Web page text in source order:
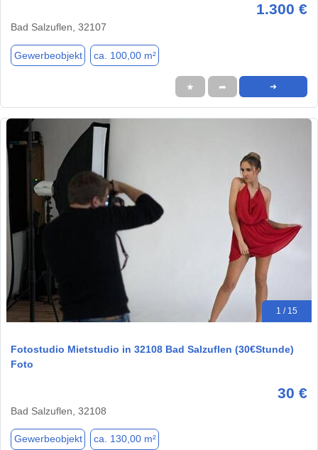
1.300 €
Bad Salzuflen, 32107
Gewerbeobjekt ca. 100,00 m²
★ ➦ ➜
1 / 15
Fotostudio Mietstudio in 32108 Bad Salzuflen (30€Stunde)
Foto
30 €
Bad Salzuflen, 32108
Gewerbeobjekt ca. 130,00 m²